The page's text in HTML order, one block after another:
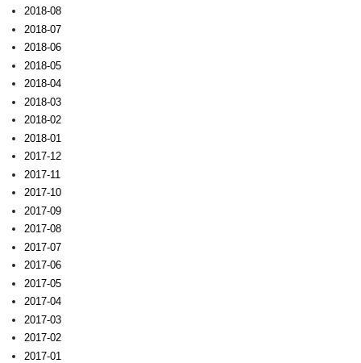
2018-08
2018-07
2018-06
2018-05
2018-04
2018-03
2018-02
2018-01
2017-12
2017-11
2017-10
2017-09
2017-08
2017-07
2017-06
2017-05
2017-04
2017-03
2017-02
2017-01